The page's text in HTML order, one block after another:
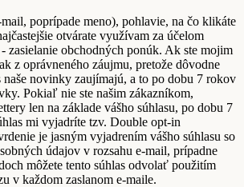
mail, poprípade meno), pohlavie, na čo klikáte
otvárate využívam za účelom
zasielanie obchodných ponúk. Ak ste mojim
z oprávneného záujmu, pretože dôvodne
naše novinky zaujímajú, a to po dobu 7 rokov
Pokiaľ nie ste našim zákazníkom,
len na základe vášho súhlasu, po dobu 7
mi vyjadríte tzv. Double opt-in
je jasným vyjadrením vášho súhlasu so
údajov v rozsahu e-mail, prípadne
môžete tento súhlas odvolať použitím
v každom zaslanom e-maile.